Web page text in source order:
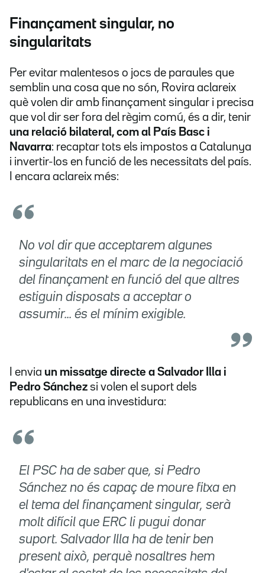
Finançament singular, no
singularitats
Per evitar malentesos o jocs de paraules que
semblin una cosa que no són, Rovira aclareix
què volen dir amb finançament singular i precisa
que vol dir ser fora del règim comú, és a dir, tenir
una relació bilateral, com al País Basc i
Navarra: recaptar tots els impostos a Catalunya
i invertir-los en funció de les necessitats del país.
I encara aclareix més:
No vol dir que acceptarem algunes
singularitats en el marc de la negociació
del finançament en funció del que altres
estiguin disposats a acceptar o
assumir... és el mínim exigible.
I envia un missatge directe a Salvador Illa i
Pedro Sánchez si volen el suport dels
republicans en una investidura:
El PSC ha de saber que, si Pedro
Sánchez no és capaç de moure fitxa en
el tema del finançament singular, serà
molt difícil que ERC li pugui donar
suport. Salvador Illa ha de tenir ben
present això, perquè nosaltres hem